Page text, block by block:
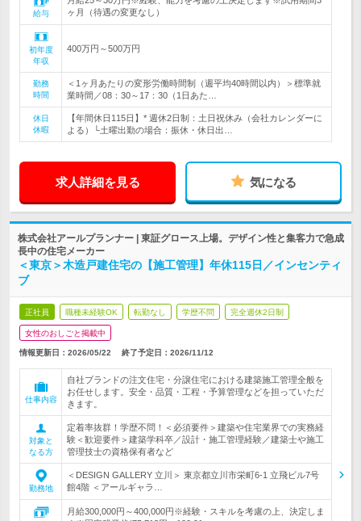
給与
ヶ月（待遇の変更なし）
初年度
年収
400万円～500万円
勤務
時間
＜1ヶ月あたりの変形労働時間制（週平均40時間以内）＞標準就
業時間／08：30～17：30（1日あた…
休日
休暇
【年間休日115日】* 週休2日制：土日祝休み（会社カレンダーに
よる）└土曜出勤の場合：振休・休日出…
求人詳細を見る 気になる
株式会社アールプランナー | 東証グロース上場。デザイン性と集客力で急成
長中の住宅メーカー
＜東京＞木造戸建住宅の【施工管理】年休115日／インセンティ
ブ
正社員 職種未経験OK 転勤なし 学歴不問 完全週休2日制
女性のおしごと掲載中
情報更新日：2026/05/22 終了予定日： 2026/11/12
仕事内容
自社ブランドの注文住宅・分譲住宅における建築施工管理全般を
お任せします。安全・品質・工程・予算管理などを担っていただ
きます。
対象と
なる方
定着率抜群！学歴不問！＜必須要件＞建築や住宅業界での実務経
験＜歓迎要件＞建築学科卒／設計・施工管理経験／建築士や施工
管理技士の資格保有者など
勤務地
＜DESIGN GALLERY 立川＞ 東京都立川市栄町6-1 立飛ビル7号
館4階 ＜アールギャラ…
月給300,000円～400,000円※経験・スキルを考慮の上、決定しま